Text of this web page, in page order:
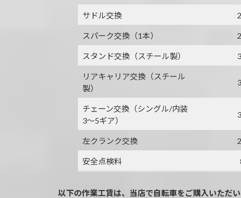
サドル交換
スパーク交換（1本）
スタンド交換（スチール製）
リアキャリア交換（スチール
製）
チェーン交換（シングル/内装
3～5ギア）
左クランク交換
安全点検料
以下の作業工賃は、当店で自転車をご購入いただ